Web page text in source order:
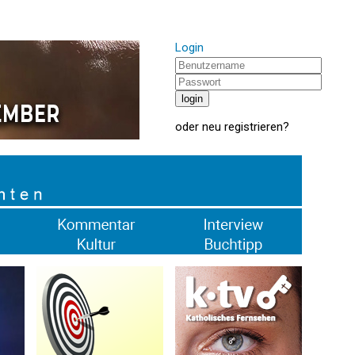
Login
oder neu registrieren?